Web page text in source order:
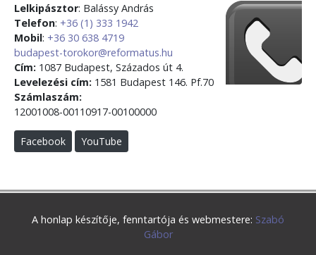
Lelkipásztor: Balássy András
Telefon: +36 (1) 333 1942
Mobil: +36 30 638 4719
budapest-torokor@reformatus.hu
Cím: 1087 Budapest, Százados út 4.
Levelezési cím: 1581 Budapest 146. Pf.70
Számlaszám:
12001008-00110917-00100000
Facebook YouTube
A honlap készítője, fenntartója és webmestere: Szabó
Gábor